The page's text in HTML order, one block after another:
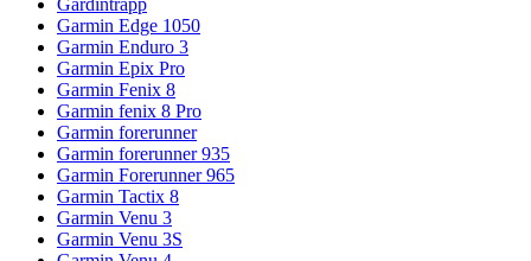
Gardintrapp
Garmin Edge 1050
Garmin Enduro 3
Garmin Epix Pro
Garmin Fenix 8
Garmin fenix 8 Pro
Garmin forerunner
Garmin forerunner 935
Garmin Forerunner 965
Garmin Tactix 8
Garmin Venu 3
Garmin Venu 3S